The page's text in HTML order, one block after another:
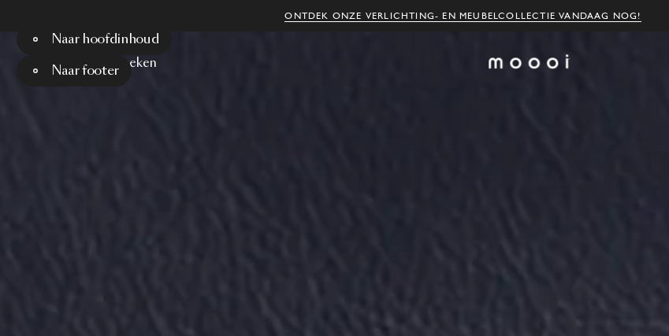
ONTDEK ONZE VERLICHTING- EN MEUBELCOLLECTIE VANDAAG NOG!
Naar hoofdinhoud
Naar footer
Menu Zoeken